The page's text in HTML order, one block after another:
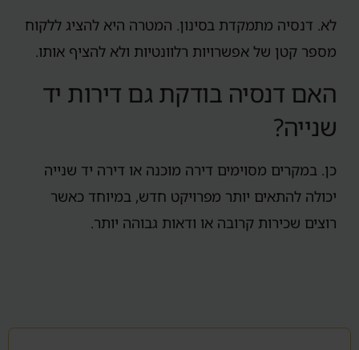
לא. דנסיה מתמקדת בסינון. המטרה היא להציג ללקוח
מספר קטן של אפשרויות רלוונטיות ולא להציף אותו.
האם דנסיה בודקת גם דירות יד
שנייה?
כן. במקרים מסוימים דירה מוכנה או דירה יד שנייה
יכולה להתאים יותר מפרויקט חדש, במיוחד כאשר
רוצים שכירות קרובה או ודאות גבוהה יותר.